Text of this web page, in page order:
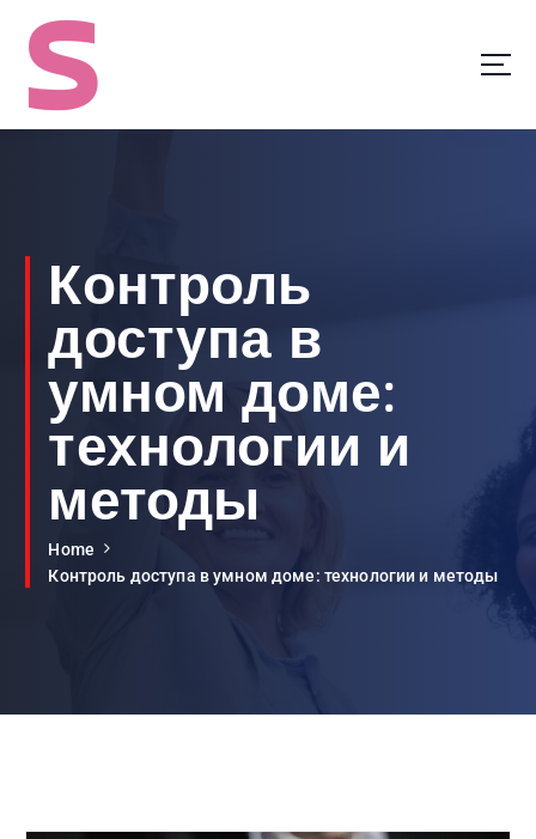
Контроль
доступа в
умном доме:
технологии и
методы
Home
Контроль доступа в умном доме: технологии и методы